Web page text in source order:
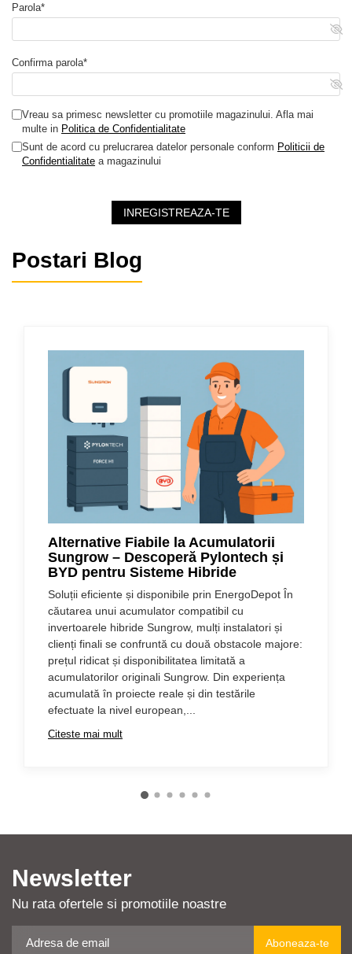
Parola*
Confirma parola*
Vreau sa primesc newsletter cu promotiile magazinului. Afla mai
multe in Politica de Confidentialitate
Sunt de acord cu prelucrarea datelor personale conform Politicii de
Confidentialitate a magazinului
INREGISTREAZA-TE
Postari Blog
Alternative Fiabile la Acumulatorii
Sungrow – Descoperă Pylontech și
BYD pentru Sisteme Hibride
Soluții eficiente și disponibile prin EnergoDepot În
căutarea unui acumulator compatibil cu
invertoarele hibride Sungrow, mulți instalatori și
clienți finali se confruntă cu două obstacole majore:
prețul ridicat și disponibilitatea limitată a
acumulatorilor originali Sungrow. Din experiența
acumulată în proiecte reale și din testările
efectuate la nivel european,...
Citeste mai mult
Newsletter
Nu rata ofertele si promotiile noastre